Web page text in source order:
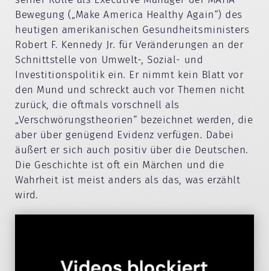
Bewegung („Make America Healthy Again“) des
heutigen amerikanischen Gesundheitsministers
Robert F. Kennedy Jr. für Veränderungen an der
Schnittstelle von Umwelt-, Sozial- und
Investitionspolitik ein. Er nimmt kein Blatt vor
den Mund und schreckt auch vor Themen nicht
zurück, die oftmals vorschnell als
„Verschwörungstheorien“ bezeichnet werden, die
aber über genügend Evidenz verfügen. Dabei
äußert er sich auch positiv über die Deutschen.
Die Geschichte ist oft ein Märchen und die
Wahrheit ist meist anders als das, was erzählt
wird.